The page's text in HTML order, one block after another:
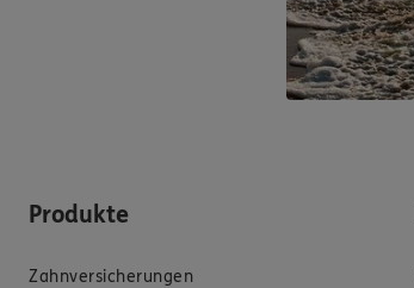
Produkte
Zahnversicherungen